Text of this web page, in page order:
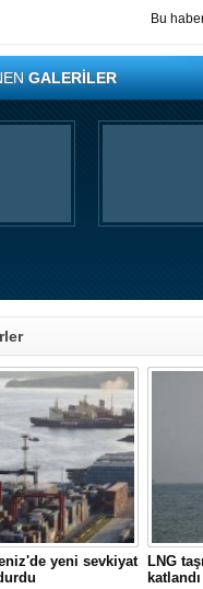
Bu
GALERİLER
yeni sevkiyat
LNG
katlandı